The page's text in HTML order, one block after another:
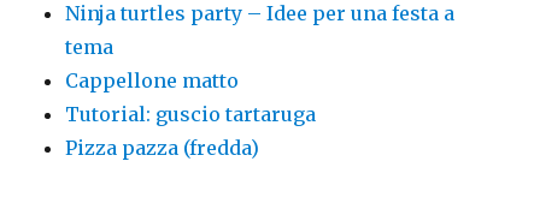
Ninja turtles party – Idee per una festa a
tema
Cappellone matto
Tutorial: guscio tartaruga
Pizza pazza (fredda)